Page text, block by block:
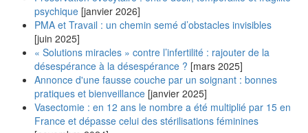
psychique [janvier 2026]
PMA et Travail : un chemin semé d’obstacles invisibles
[juin 2025]
« Solutions miracles » contre l’infertilité : rajouter de la
désespérance à la désespérance ? [mars 2025]
Annonce d'une fausse couche par un soignant : bonnes
pratiques et bienveillance [janvier 2025]
Vasectomie : en 12 ans le nombre a été multiplié par 15 en
France et dépasse celui des stérilisations féminines